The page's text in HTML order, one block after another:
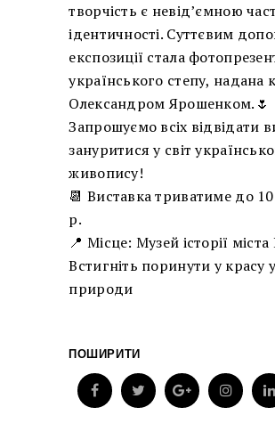
творчість є невід’ємною
ідентичності. Суттєвим
експозиції стала
українського степу, надана
Олександром Ярошенком.🌷
Запрошуємо всіх відвідати
зануритися у світ
живопису!
📆 Виставка триватиме до
р.
📍 Місце: Музей історії
Встигніть поринути у красу
природи
ПОШИРИТИ